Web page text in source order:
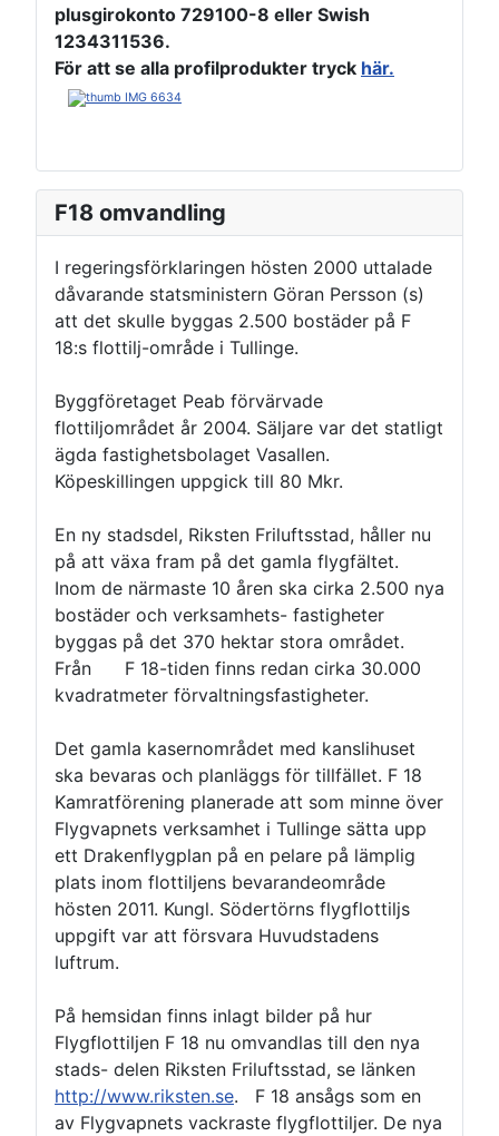
plusgirokonto 729100-8 eller Swish
1234311536.
För att se alla profilprodukter tryck här.
F18 omvandling
I regeringsförklaringen hösten 2000 uttalade
dåvarande statsministern Göran Persson (s)
att det skulle byggas 2.500 bostäder på F
18:s flottilj-område i Tullinge.
Byggföretaget Peab förvärvade
flottiljområdet år 2004. Säljare var det statligt
ägda fastighetsbolaget Vasallen.
Köpeskillingen uppgick till 80 Mkr.
En ny stadsdel, Riksten Friluftsstad, håller nu
på att växa fram på det gamla flygfältet.
Inom de närmaste 10 åren ska cirka 2.500 nya
bostäder och verksamhets- fastigheter
byggas på det 370 hektar stora området.
Från F 18-tiden finns redan cirka 30.000
kvadratmeter förvaltningsfastigheter.
Det gamla kasernområdet med kanslihuset
ska bevaras och planläggs för tillfället. F 18
Kamratförening planerade att som minne över
Flygvapnets verksamhet i Tullinge sätta upp
ett Drakenflygplan på en pelare på lämplig
plats inom flottiljens bevarandeområde
hösten 2011. Kungl. Södertörns flygflottiljs
uppgift var att försvara Huvudstadens
luftrum.
På hemsidan finns inlagt bilder på hur
Flygflottiljen F 18 nu omvandlas till den nya
stads- delen Riksten Friluftsstad, se länken
http://www.riksten.se. F 18 ansågs som en
av Flygvapnets vackraste flygflottiljer. De nya